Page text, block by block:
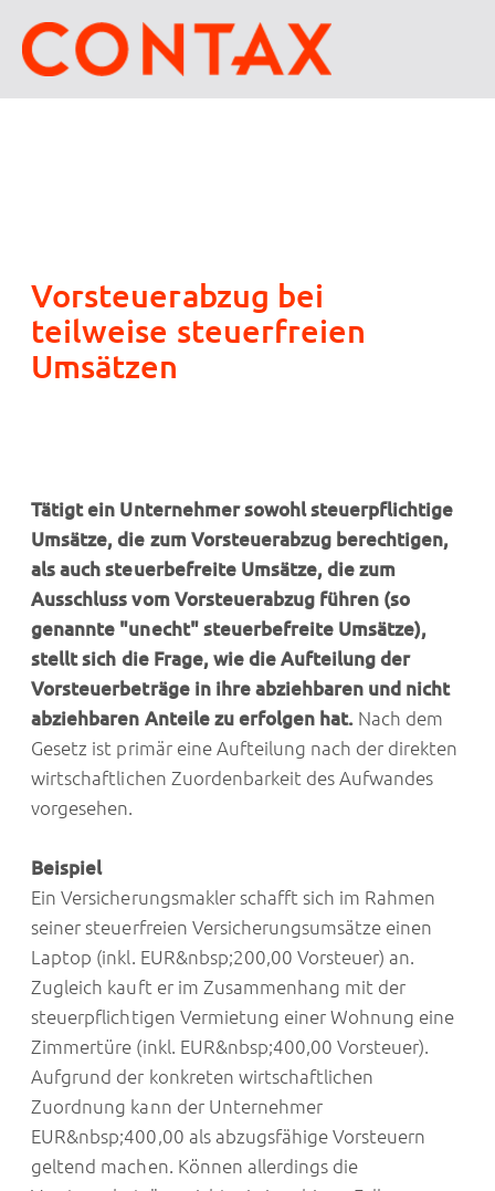
Vorsteuerabzug bei
teilweise steuerfreien
Umsätzen
Tätigt ein Unternehmer sowohl steuerpflichtige
Umsätze, die zum Vorsteuerabzug berechtigen,
als auch steuerbefreite Umsätze, die zum
Ausschluss vom Vorsteuerabzug führen (so
genannte "unecht" steuerbefreite Umsätze),
stellt sich die Frage, wie die Aufteilung der
Vorsteuerbeträge in ihre abziehbaren und nicht
abziehbaren Anteile zu erfolgen hat. Nach dem
Gesetz ist primär eine Aufteilung nach der direkten
wirtschaftlichen Zuordenbarkeit des Aufwandes
vorgesehen.
Beispiel
Ein Versicherungsmakler schafft sich im Rahmen
seiner steuerfreien Versicherungsumsätze einen
Laptop (inkl. EUR&nbsp;200,00 Vorsteuer) an.
Zugleich kauft er im Zusammenhang mit der
steuerpflichtigen Vermietung einer Wohnung eine
Zimmertüre (inkl. EUR&nbsp;400,00 Vorsteuer).
Aufgrund der konkreten wirtschaftlichen
Zuordnung kann der Unternehmer
EUR&nbsp;400,00 als abzugsfähige Vorsteuern
geltend machen. Können allerdings die